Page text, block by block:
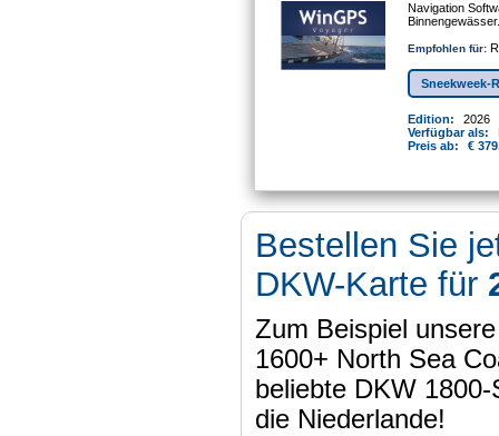
Navigation
Binnengewässer.
Empfohlen für:
Sneekweek-
Edition:
2026
Verfügbar als:
Preis ab:
€
Bestellen Sie
DKW-Karte für
Zum Beispiel
1600+ North Sea
beliebte DKW
die Niederlande!